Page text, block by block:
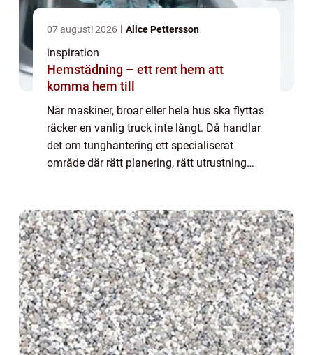
07 augusti 2026 Alice Pettersson
inspiration
Hemstädning – ett rent hem att
komma hem till
När maskiner, broar eller hela hus ska flyttas
räcker en vanlig truck inte långt. Då handlar
det om tunghantering ett specialiserat
område där rätt planering, rätt utrustning